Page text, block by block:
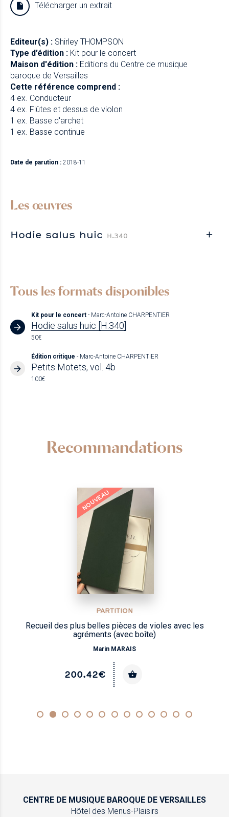
Télécharger un extrait
Editeur(s) : Shirley THOMPSON
Type d’édition : Kit pour le concert
Maison d'édition : Editions du Centre de musique
baroque de Versailles
Cette référence comprend :
4 ex. Conducteur
4 ex. Flûtes et dessus de violon
1 ex. Basse d'archet
1 ex. Basse continue
Date de parution : 2018-11
Les œuvres
Hodie salus huic H.340
Tous les formats disponibles
Kit pour le concert - Marc-Antoine CHARPENTIER
Hodie salus huic [H.340]
50€
Édition critique - Marc-Antoine CHARPENTIER
Petits Motets, vol. 4b
100€
Recommandations
NOUVEAU
PARTITION
Recueil des plus belles pièces de violes avec les
agréments (avec boîte)
Marin MARAIS
200.42€
CENTRE DE MUSIQUE BAROQUE DE VERSAILLES
Hôtel des Menus-Plaisirs